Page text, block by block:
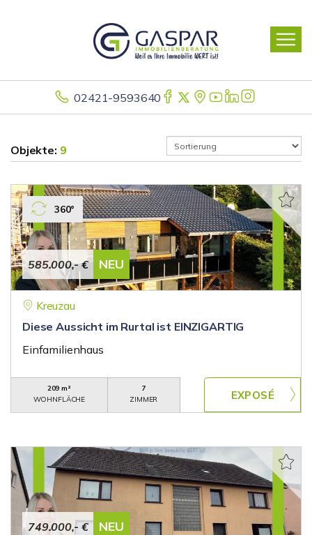
02421-9593640
Objekte: 9
585.000,- € NEU
360°
Kreuzau
Diese Aussicht im Rurtal ist EINZIGARTIG
Einfamilienhaus
209 m²
WOHNFLÄCHE
7
ZIMMER
749.000,- € NEU